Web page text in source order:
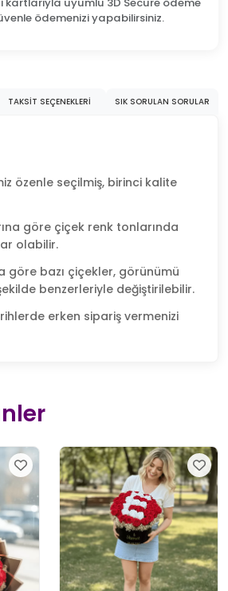
ödemenizi yapabilirsiniz.
TAKSIT SEÇENEKLERI SIK SORULAN SORULAR
özenle seçilmiş, birinci kalite
göre çiçek renk tonlarında
olabilir.
göre bazı çiçekler, görünümü
benzerleriyle değiştirilebilir.
erken sipariş vermenizi